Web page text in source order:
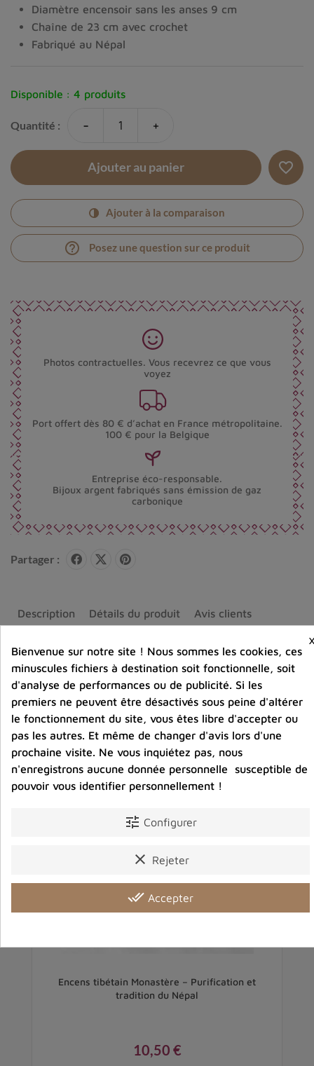
Diamètre encensoir sans les anses 9 cm
Chaîne de 23 cm avec crochet
Fabriqué au Népal
Disponible : 4 produits
Quantité : - +
Ajouter au panier favorite_border
Ajouter à la comparaison
help_outline Posez une question sur ce produit
Photos contractuelles. Vous recevrez ce que vous
voyez
Port offert dès 80 € d’achat en France métropolitaine.
100 € pour la Belgique
Entreprise éco-responsable.
Bijoux argent fabriqués sans émission de gaz
carbonique
Partager :
Description Détails du produit Avis clients
Vous aimerez aussi
Encens tibétain Monastère – Purification et
tradition du Népal
10,50 €
Bienvenue sur notre site ! Nous sommes les cookies, ces
minuscules fichiers à destination soit fonctionnelle, soit
d'analyse de performances ou de publicité. Si les
premiers ne peuvent être désactivés sous peine d'altérer
le fonctionnement du site, vous êtes libre d'accepter ou
pas les autres. Et même de changer d'avis lors d'une
prochaine visite. Ne vous inquiétez pas, nous
n'enregistrons aucune donnée personnelle susceptible de
pouvoir vous identifier personnellement !
tune Configurer
clear Rejeter
done_all Accepter